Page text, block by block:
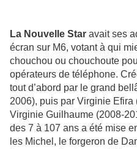
La Nouvelle Star avait ses
écran sur M6, votant à qui
chouchou ou chouchoute
opérateurs de téléphone.
tout d’abord par le grand
2006), puis par Virginie
Virginie Guilhaume (2008-
des 7 à 107 ans a été mise
les Michel, le forgeron de